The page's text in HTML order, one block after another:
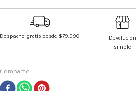
Despacho gratis desde $79.990
Devolución
simple
Comparte